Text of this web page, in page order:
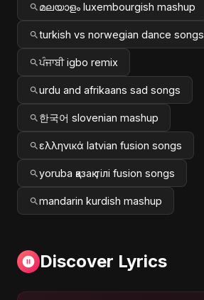
മലയാളം luxembourgish mashup
turkish vs norwegian dance songs
ਪੰਜਾਬੀ igbo remix
urdu and afrikaans sad songs
한국어 slovenian mashup
ελληνικά latvian fusion songs
yoruba қазақ тілі fusion songs
mandarin kurdish mashup
Discover Lyrics